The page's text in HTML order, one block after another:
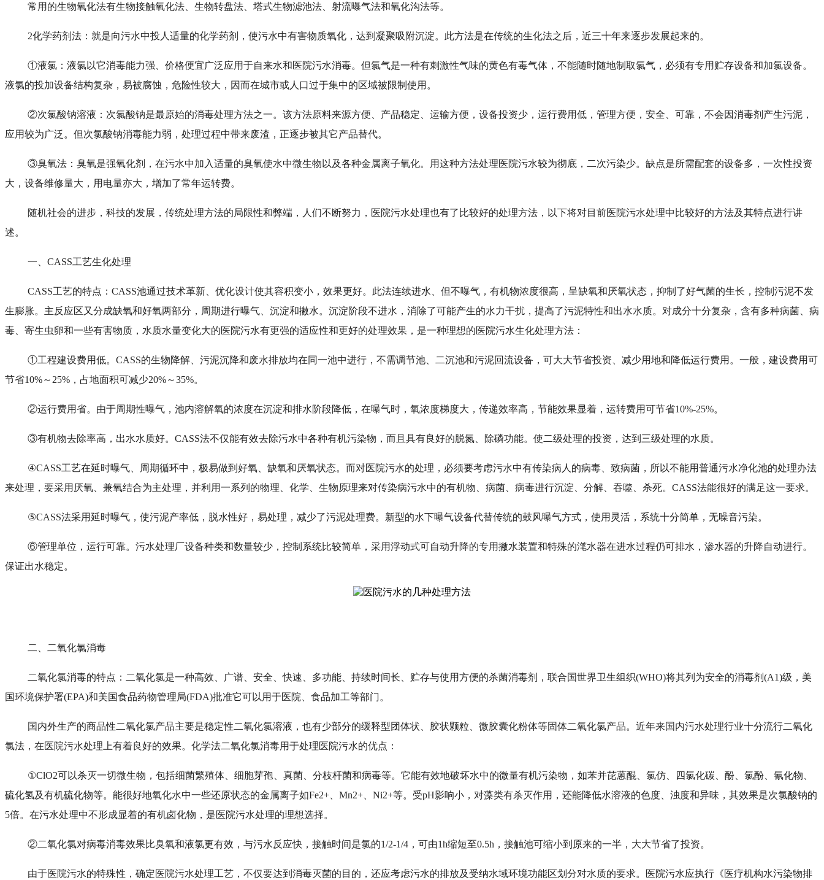
常用的生物氧化法有生物接触氧化法、生物转盘法、塔式生物滤池法、射流曝气法和氧化沟法等。
2化学药剂法：就是向污水中投人适量的化学药剂，使污水中有害物质氧化，达到凝聚吸附沉淀。此方法是在传统的生化法之后，近三十年来逐步发展起来的。
①液氯：液氯以它消毒能力强、价格便宜广泛应用于自来水和医院污水消毒。但氯气是一种有刺激性气味的黄色有毒气体，不能随时随地制取氯气，必须有专用贮存设备和加氯设备。
液氯的投加设备结构复杂，易被腐蚀，危险性较大，因而在城市或人口过于集中的区域被限制使用。
②次氯酸钠溶液：次氯酸钠是最原始的消毒处理方法之一。该方法原料来源方便、产品稳定、运输方便，设备投资少，运行费用低，管理方便，安全、可靠，不会因消毒剂产生污泥，
应用较为广泛。但次氯酸钠消毒能力弱，处理过程中带来废渣，正逐步被其它产品替代。
③臭氧法：臭氧是强氧化剂，在污水中加入适量的臭氧使水中微生物以及各种金属离子氧化。用这种方法处理医院污水较为彻底，二次污染少。缺点是所需配套的设备多，一次性投资
大，设备维修量大，用电量亦大，增加了常年运转费。
随机社会的进步，科技的发展，传统处理方法的局限性和弊端，人们不断努力，医院污水处理也有了比较好的处理方法，以下将对目前医院污水处理中比较好的方法及其特点进行讲
述。
一、 CASS工艺生化处理
CASS工艺的特点：CASS池通过技术革新、优化设计使其容积变小，效果更好。此法连续进水、但不曝气，有机物浓度很高，呈缺氧和厌氧状态，抑制了好气菌的生长，控制污泥不发
生膨胀。主反应区又分成缺氧和好氧两部分，周期进行曝气、沉淀和撇水。沉淀阶段不进水，消除了可能产生的水力干扰，提高了污泥特性和出水水质。对成分十分复杂，含有多种病菌、病
毒、寄生虫卵和一些有害物质，水质水量变化大的医院污水有更强的适应性和更好的处理效果，是一种理想的医院污水生化处理方法：
①工程建设费用低。CASS的生物降解、污泥沉降和废水排放均在同一池中进行，不需调节池、二沉池和污泥回流设备，可大大节省投资、减少用地和降低运行费用。一般，建设费用可
节省10%～25%，占地面积可减少20%～35%。
②运行费用省。由于周期性曝气，池内溶解氧的浓度在沉淀和排水阶段降低，在曝气时，氧浓度梯度大，传递效率高，节能效果显着，运转费用可节省10%-25%。
③有机物去除率高，出水水质好。CASS法不仅能有效去除污水中各种有机污染物，而且具有良好的脱氮、除磷功能。使二级处理的投资，达到三级处理的水质。
④CASS工艺在延时曝气、周期循环中，极易做到好氧、缺氧和厌氧状态。而对医院污水的处理，必须要考虑污水中有传染病人的病毒、致病菌，所以不能用普通污水净化池的处理办法
来处理，要采用厌氧、兼氧结合为主处理，并利用一系列的物理、化学、生物原理来对传染病污水中的有机物、病菌、病毒进行沉淀、分解、吞噬、杀死。CASS法能很好的满足这一要求。
⑤CASS法采用延时曝气，使污泥产率低，脱水性好，易处理，减少了污泥处理费。新型的水下曝气设备代替传统的鼓风曝气方式，使用灵活，系统十分简单，无噪音污染。
⑥管理单位，运行可靠。污水处理厂设备种类和数量较少，控制系统比较简单，采用浮动式可自动升降的专用撇水装置和特殊的滗水器在进水过程仍可排水，渗水器的升降自动进行。
保证出水稳定。
二、二氧化氯消毒
二氧化氯消毒的特点：二氧化氯是一种高效、广谱、安全、快速、多功能、持续时间长、贮存与使用方便的杀菌消毒剂，联合国世界卫生组织(WHO)将其列为安全的消毒剂(A1)级，美
国环境保护署(EPA)和美国食品药物管理局(FDA)批准它可以用于医院、食品加工等部门。
国内外生产的商品性二氧化氯产品主要是稳定性二氧化氯溶液，也有少部分的缓释型团体状、胶状颗粒、微胶囊化粉体等固体二氧化氯产品。近年来国内污水处理行业十分流行二氧化
氯法，在医院污水处理上有着良好的效果。化学法二氧化氯消毒用于处理医院污水的优点：
①ClO2可以杀灭一切微生物，包括细菌繁殖体、细胞芽孢、真菌、分枝杆菌和病毒等。它能有效地破坏水中的微量有机污染物，如苯并芘蒽醌、氯仿、四氯化碳、酚、氯酚、氰化物、
硫化氢及有机硫化物等。能很好地氧化水中一些还原状态的金属离子如Fe2+、Mn2+、Ni2+等。受pH影响小，对藻类有杀灭作用，还能降低水溶液的色度、浊度和异味，其效果是次氯酸钠的
5倍。在污水处理中不形成显着的有机卤化物，是医院污水处理的理想选择。
②二氧化氯对病毒消毒效果比臭氧和液氯更有效，与污水反应快，接触时间是氯的1/2-1/4，可由1h缩短至0.5h，接触池可缩小到原来的一半，大大节省了投资。
由于医院污水的特殊性，确定医院污水处理工艺，不仅要达到消毒灭菌的目的，还应考虑污水的排放及受纳水域环境功能区划分对水质的要求。医院污水应执行《医疗机构水污染物排